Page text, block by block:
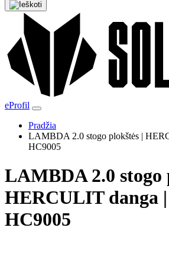
eProfil
Pradžia
LAMBDA 2.0 stogo plokštės |
HC9005
LAMBDA 2.0 stogo
HERCULIT danga
HC9005